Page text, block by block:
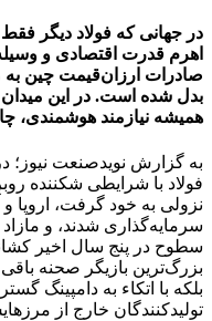
در جهانی که فولاد دیگر فقط
اهرم قدرت اقتصادی و
صادرات ارزان‌قیمت چین به
بدل شده است. در این میدان
همیشه نیازمند هوشمندی،
فولاد با شرایطی شکننده
نزولی به خود گرفت، اروپا
سرمایه‌گذاری شدند، و
سطوح در پنج سال اخیر
بزرگ‌ترین بازیگر صحنه باقی
بلکه با اتکاء به دامپینگ
تولیدکنندگان خارج از